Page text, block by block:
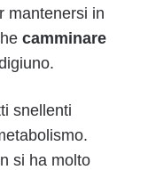
mantenersi in
camminare
snellenti
si ha molto